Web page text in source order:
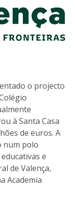
o projecto
à Santa Casa
de euros. A
num polo
e
de Valença,
Academia